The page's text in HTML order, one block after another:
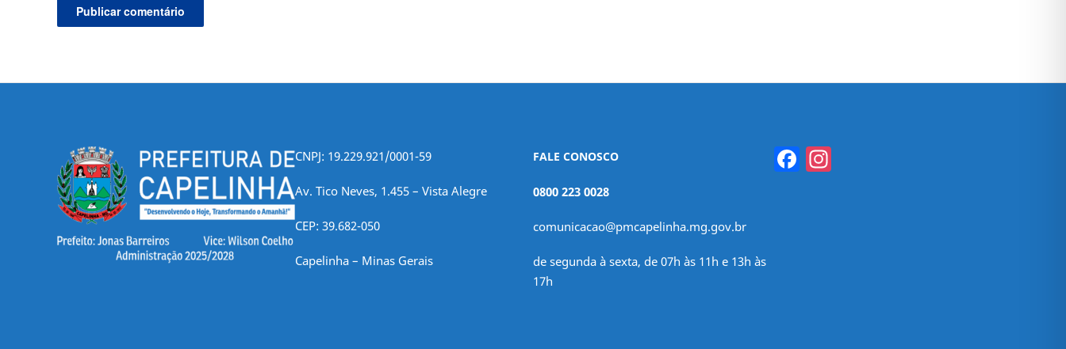
CNPJ: 19.229.921/0001-59
Av. Tico Neves, 1.455 – Vista Alegre
CEP: 39.682-050
Capelinha – Minas Gerais
FALE CONOSCO
0800 223 0028
comunicacao@pmcapelinha.mg.gov.br
de segunda à sexta, de 07h às 11h e 13h às
17h
Facebook